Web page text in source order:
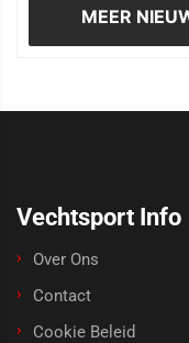
MEER
Vechtsport Info
Over Ons
Contact
Cookie Beleid